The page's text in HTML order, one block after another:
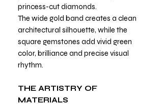
princess-cut diamonds.
The wide gold band creates a clean
architectural silhouette, while the
square gemstones add vivid green
color, brilliance and precise visual
rhythm.
THE ARTISTRY OF
MATERIALS